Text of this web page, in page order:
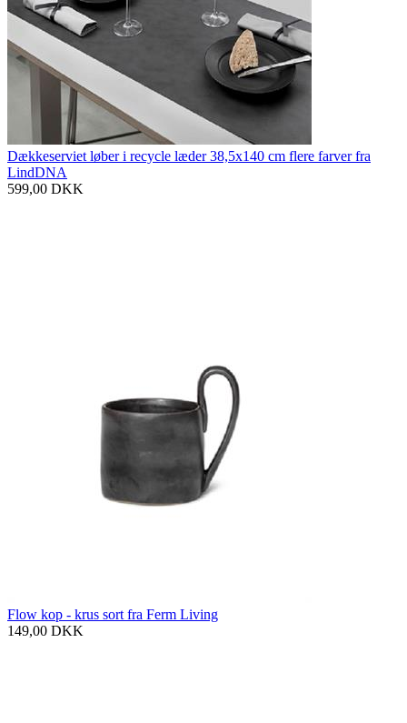
Dækkeserviet løber i recycle læder 38,5x140 cm flere farver fra
LindDNA
599,00 DKK
Flow kop - krus sort fra Ferm Living
149,00 DKK